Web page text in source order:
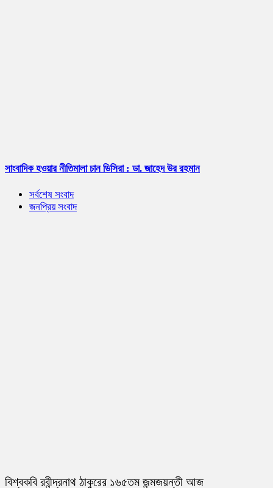
সাংবাদিক হওয়ার নীতিমালা চান ডিসিরা : ডা. জাহেদ উর রহমান
সর্বশেষ সংবাদ
জনপ্রিয় সংবাদ
বিশ্বকবি রবীন্দ্রনাথ ঠাকুরের ১৬৫তম জন্মজয়ন্তী আজ